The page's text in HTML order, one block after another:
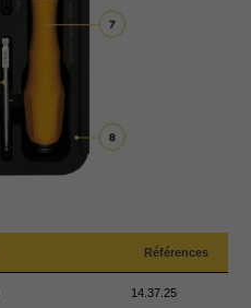
Références
14.37.25